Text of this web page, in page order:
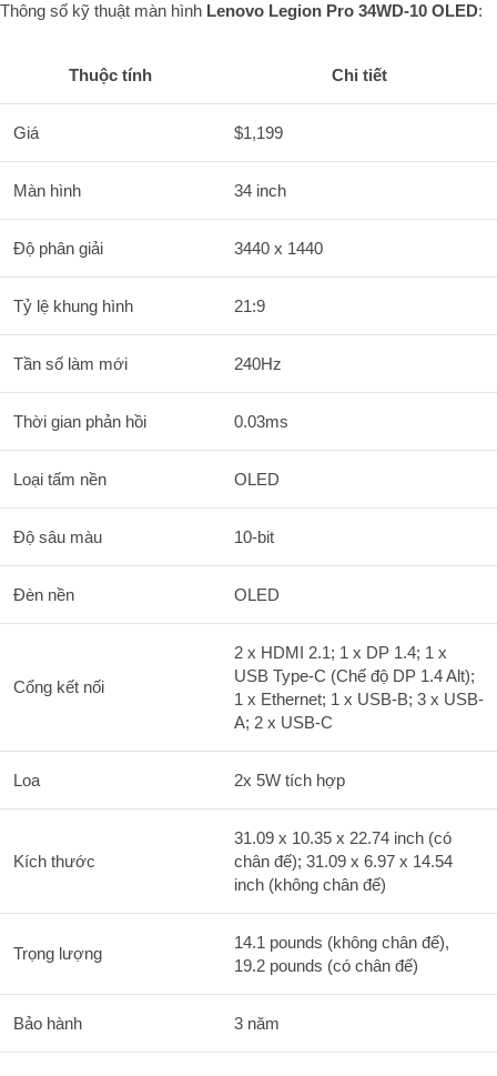
Thông số kỹ thuật màn hình Lenovo Legion Pro 34WD-10 OLED:
Thuộc tính Chi tiết
Giá $1,199
Màn hình 34 inch
Độ phân giải 3440 x 1440
Tỷ lệ khung hình 21:9
Tần số làm mới 240Hz
Thời gian phản hồi 0.03ms
Loại tấm nền OLED
Độ sâu màu 10-bit
Đèn nền OLED
Cổng kết nối
2 x HDMI 2.1; 1 x DP 1.4; 1 x
USB Type-C (Chế độ DP 1.4 Alt);
1 x Ethernet; 1 x USB-B; 3 x USB-
A; 2 x USB-C
Loa 2x 5W tích hợp
Kích thước
31.09 x 10.35 x 22.74 inch (có
chân đế); 31.09 x 6.97 x 14.54
inch (không chân đế)
Trọng lượng
14.1 pounds (không chân đế),
19.2 pounds (có chân đế)
Bảo hành 3 năm